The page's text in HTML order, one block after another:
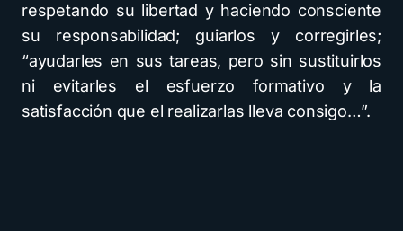
respetando su libertad y haciendo consciente
su responsabilidad; guiarlos y corregirles;
“ayudarles en sus tareas, pero sin sustituirlos
ni evitarles el esfuerzo formativo y la
satisfacción que el realizarlas lleva consigo…”.